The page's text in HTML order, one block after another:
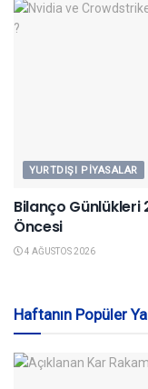
YURTDIŞI PIYASALAR
Bilanço Günlükleri
Öncesi
4 AĞUSTOS 2026
Haftanın Popüler